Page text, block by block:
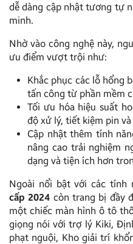
dễ dàng cập nhật tương tự
minh.
Nhờ vào công nghệ này,
ưu điểm vượt trội như:
Khắc phục các lỗ hổng
tấn công từ phần mềm
Tối ưu hóa hiệu suất
độ xử lý, tiết kiệm pin
Cập nhật thêm tính
nâng cao trải nghiệm
dạng và tiện ích hơn
Ngoài nổi bật với các tính
cấp 2024 còn trang bị đầy
một chiếc màn hình ô tô
giọng nói với trợ lý Kiki,
phạt nguội, Kho giải trí